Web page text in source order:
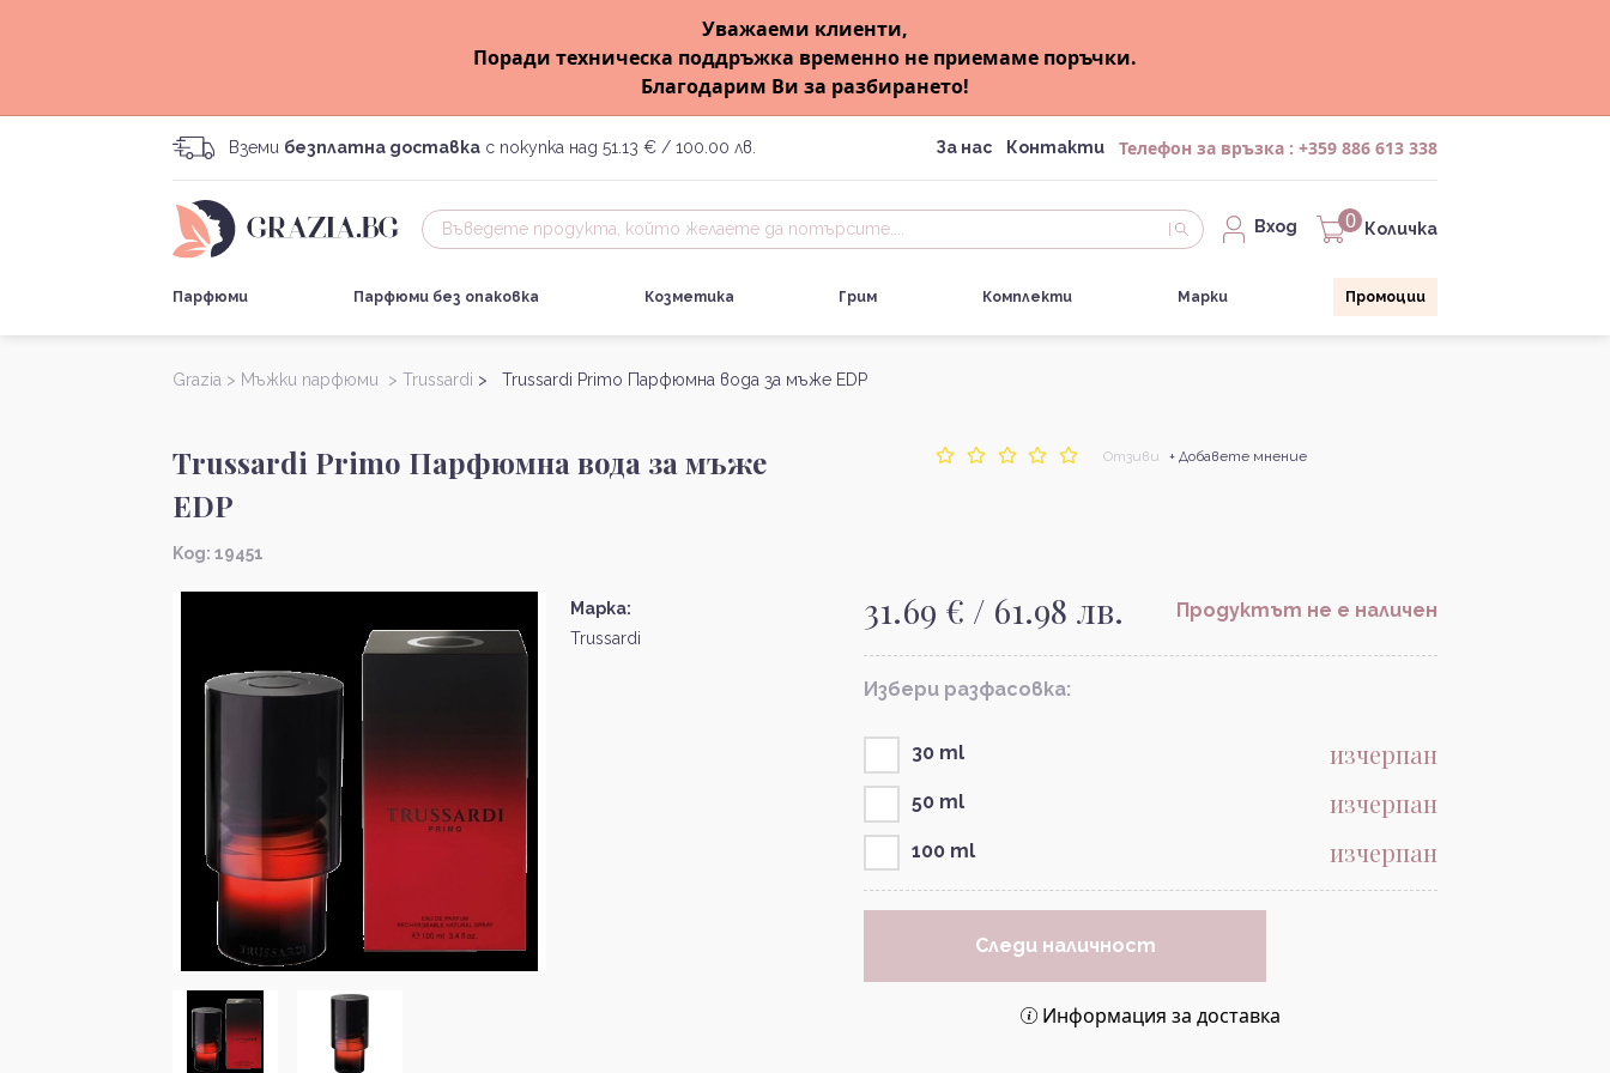
Уважаеми клиенти,
Поради техническа поддръжка временно не приемаме поръчки.
Благодарим Ви за разбирането!
Вземи безплатна доставка с покупка над 51.13 € / 100.00 лв. За нас Контакти Телефон за връзка : +359 886 613 338
Вход 0 Количка
Парфюми Парфюми без опаковка Козметика Грим Комплекти Марки Промоции
Grazia > Мъжки парфюми > Trussardi > Trussardi Primo Парфюмна вода за мъже EDP
Trussardi Primo Парфюмна вода за мъже
EDP
Kод: 19451
Отзиви + Добавете мнение
Марка:
Trussardi
31.69 € / 61.98 лв. Продуктът не е наличен
Избери разфасовка:
30 ml изчерпан
50 ml изчерпан
100 ml изчерпан
Следи наличност
Информация за доставка